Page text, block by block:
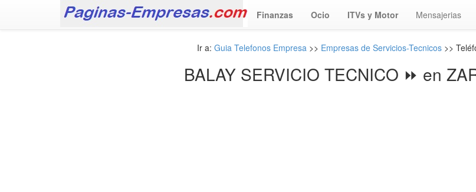
Finanzas Ocio ITVs y Motor Mensajerias
Ir a: Guia Telefonos Empresa>> Empresas de Servicios-Tecnicos>>
BALAY SERVICIO TECNICO ⏩ en